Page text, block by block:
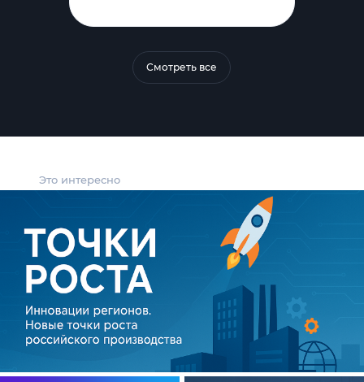
Это интересно
Смотреть все